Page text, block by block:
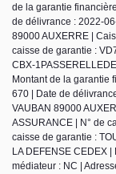
de la garantie
de délivrance : 2022-
89000 AUXERRE |
caisse de garantie :
CBX-
Montant de la garantie
670 | Date de
VAUBAN 89000
ASSURANCE | N° de
caisse de garantie :
LA DEFENSE CEDEX
médiateur : NC |